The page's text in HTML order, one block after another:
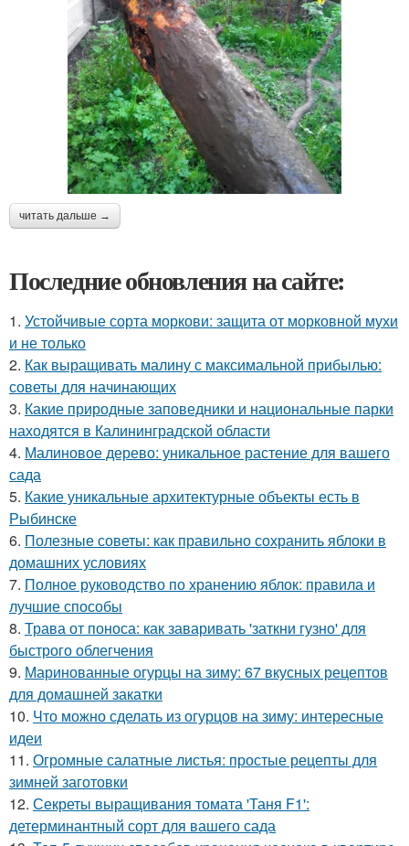
читать дальше →
Последние обновления на сайте:
1. Устойчивые сорта моркови: защита от морковной мухи
и не только
2. Как выращивать малину с максимальной прибылью:
советы для начинающих
3. Какие природные заповедники и национальные парки
находятся в Калининградской области
4. Малиновое дерево: уникальное растение для вашего
сада
5. Какие уникальные архитектурные объекты есть в
Рыбинске
6. Полезные советы: как правильно сохранить яблоки в
домашних условиях
7. Полное руководство по хранению яблок: правила и
лучшие способы
8. Трава от поноса: как заваривать 'заткни гузно' для
быстрого облегчения
9. Маринованные огурцы на зиму: 67 вкусных рецептов
для домашней закатки
10. Что можно сделать из огурцов на зиму: интересные
идеи
11. Огромные салатные листья: простые рецепты для
зимней заготовки
12. Секреты выращивания томата 'Таня F1':
детерминантный сорт для вашего сада